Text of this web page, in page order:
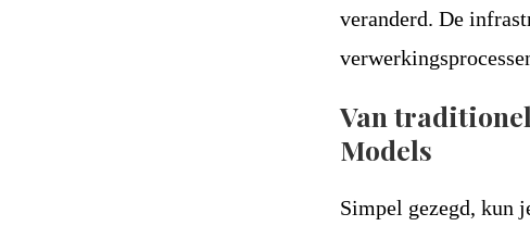
veranderd. De
Van
Models
Simpel gezegd, kun